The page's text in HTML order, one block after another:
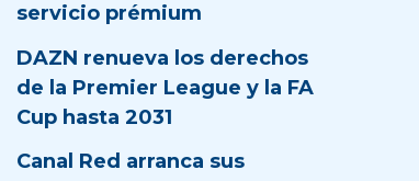
servicio prémium
DAZN renueva los derechos
de la Premier League y la FA
Cup hasta 2031
Canal Red arranca sus